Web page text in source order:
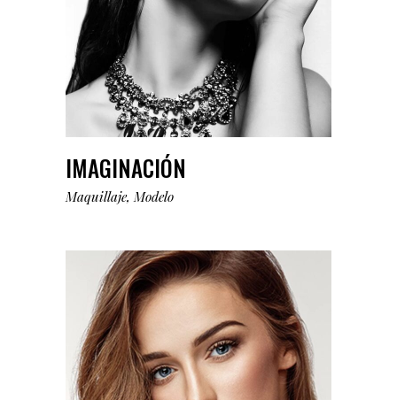
IMAGINACIÓN
Maquillaje Modelo